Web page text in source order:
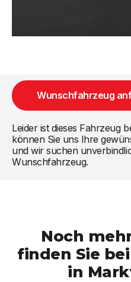
Wunschfahrzeug
Leider ist dieses Fahrzeug
können Sie uns Ihre
und wir suchen
Wunschfahrzeug.
Noch
finden Sie
in